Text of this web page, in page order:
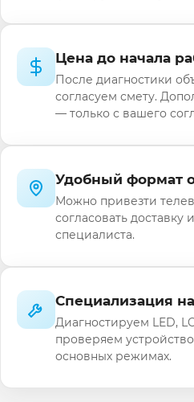
Цена до начала
После диагностики
согласуем смету.
— только с вашего
Удобный формат
Можно привезти
согласовать доставку
специалиста.
Специализация
Диагностируем LED,
проверяем
основных режимах.